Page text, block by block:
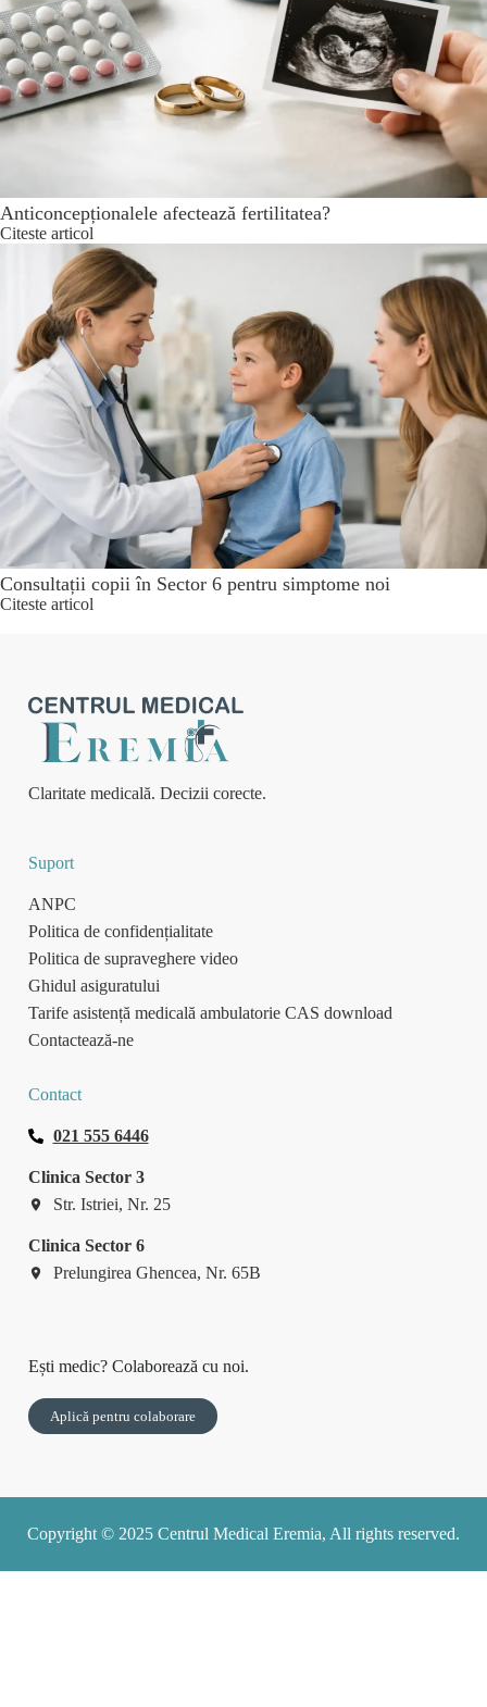
Anticoncepționalele afectează fertilitatea?
Citeste articol
Consultații copii în Sector 6 pentru simptome noi
Citeste articol
Claritate medicală. Decizii corecte.
Suport
ANPC
Politica de confidențialitate
Politica de supraveghere video
Ghidul asiguratului
Tarife asistență medicală ambulatorie CAS download
Contactează-ne
Contact
021 555 6446
Clinica Sector 3
Str. Istriei, Nr. 25
Clinica Sector 6
Prelungirea Ghencea, Nr. 65B
Ești medic? Colaborează cu noi.
Aplică pentru colaborare
Copyright © 2025 Centrul Medical Eremia, All rights reserved.